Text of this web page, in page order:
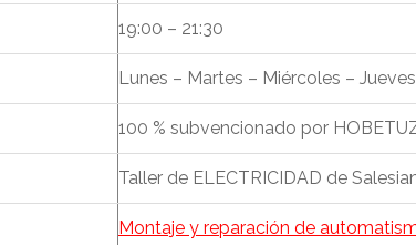
19:00 – 21:30
Lunes – Martes – Miércoles – Jueves
100 % subvencionado por
Taller de ELECTRICIDAD de
Montaje y reparación de